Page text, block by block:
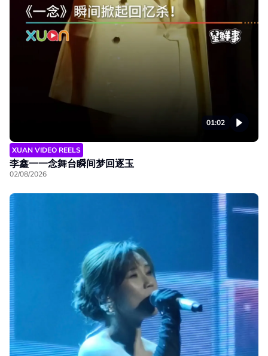
01:02
XUAN VIDEO REELS
李鑫一一念舞台瞬间梦回逐玉
02/08/2026